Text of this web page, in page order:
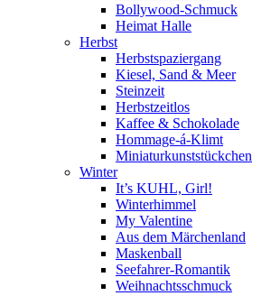
Bollywood-Schmuck
Heimat Halle
Herbst
Herbstspaziergang
Kiesel, Sand & Meer
Steinzeit
Herbstzeitlos
Kaffee & Schokolade
Hommage-á-Klimt
Miniaturkunststückchen
Winter
It’s KUHL, Girl!
Winterhimmel
My Valentine
Aus dem Märchenland
Maskenball
Seefahrer-Romantik
Weihnachtsschmuck